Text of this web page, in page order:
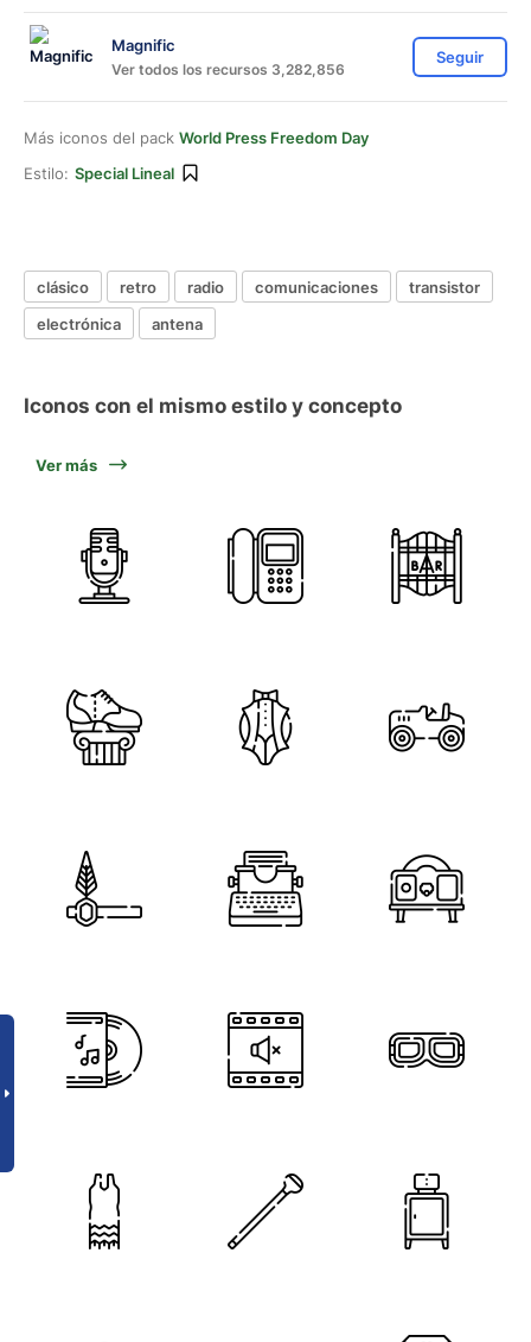
Magnific
Ver todos los recursos 3,282,856
Seguir
Más iconos del pack World Press Freedom Day
Estilo: Special Lineal
clásico retro radio comunicaciones
transistor
electrónica
antena
Iconos con el mismo estilo y concepto
Ver más